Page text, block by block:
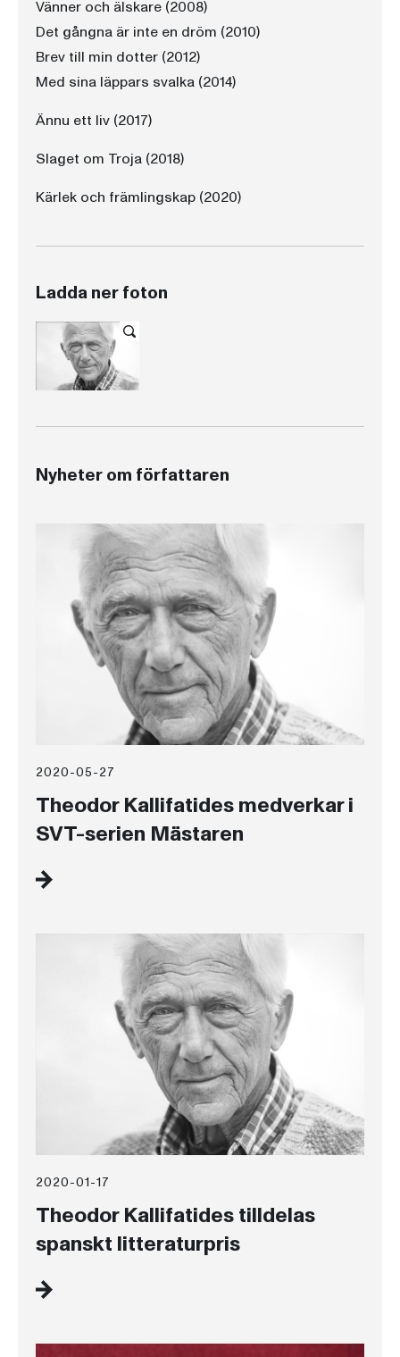
Vänner och älskare (2008)
Det gångna är inte en dröm (2010)
Brev till min dotter (2012)
Med sina läppars svalka (2014)
Ännu ett liv (2017)
Slaget om Troja (2018)
Kärlek och främlingskap (2020)
Ladda ner foton
Nyheter om författaren
2020-05-27
Theodor Kallifatides medverkar i
SVT-serien Mästaren
2020-01-17
Theodor Kallifatides tilldelas
spanskt litteraturpris